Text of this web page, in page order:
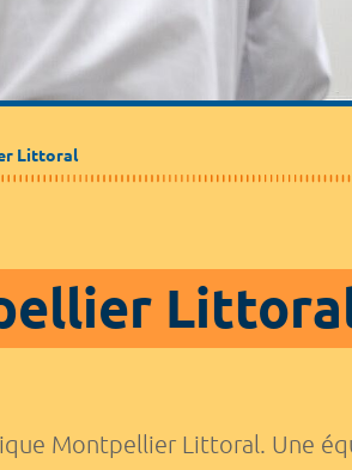
/ Associations
Littoral
Montpellier Littoral. Une